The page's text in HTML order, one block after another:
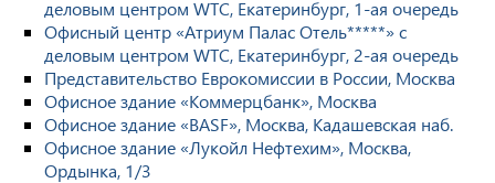
деловым центром WTC, Екатеринбург, 1-ая очередь
Офисный центр «Атриум Палас Отель*****» с
деловым центром WTC, Екатеринбург, 2-ая очередь
Представительство Еврокомиссии в России, Москва
Офисное здание «Коммерцбанк», Москва
Офисное здание «BASF», Москва, Кадашевская наб.
Офисное здание «Лукойл Нефтехим», Москва,
Ордынка, 1/3